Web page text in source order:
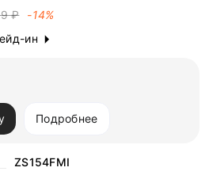
₽
-14%
ин
Подробнее
ZS154FMI